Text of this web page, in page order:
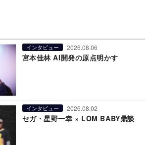
インタビュー 2026.08.06
宮本佳林 AI開発の原点明かす
インタビュー 2026.08.02
セガ・星野一幸 × LOM BABY鼎談